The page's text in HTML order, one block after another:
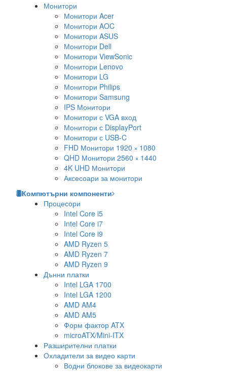
Монитори
Монитори Acer
Монитори AOC
Монитори ASUS
Монитори Dell
Монитори ViewSonic
Монитори Lenovo
Монитори LG
Монитори Philips
Монитори Samsung
IPS Монитори
Монитори с VGA вход
Монитори с DisplayPort
Монитори с USB-C
FHD Монитори 1920 × 1080
QHD Монитори 2560 × 1440
4K UHD Монитори
Аксесоари за монитори
Компютърни компоненти
Процесори
Intel Core i5
Intel Core i7
Intel Core i9
AMD Ryzen 5
AMD Ryzen 7
AMD Ryzen 9
Дънни платки
Intel LGA 1700
Intel LGA 1200
AMD AM4
AMD AM5
Форм фактор ATX
microATX/Mini-ITX
Разширителни платки
Охладители за видео карти
Водни блокове за видеокарти